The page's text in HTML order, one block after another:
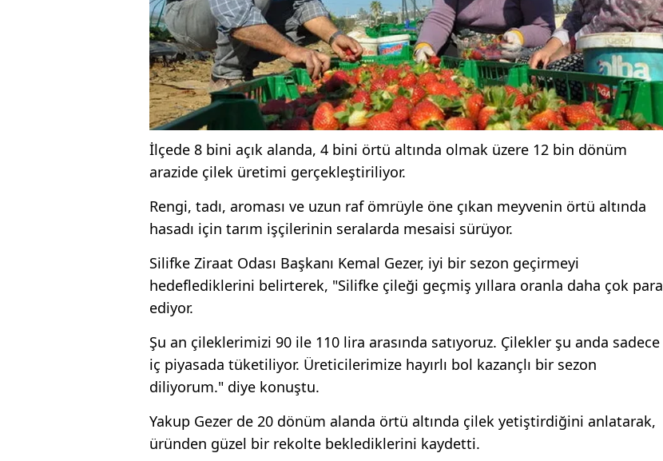
İlçede 8 bini açık alanda, 4 bini örtü altında olmak üzere 12 bin dönüm
arazide çilek üretimi gerçekleştiriliyor.
Rengi, tadı, aroması ve uzun raf ömrüyle öne çıkan meyvenin örtü altında
hasadı için tarım işçilerinin seralarda mesaisi sürüyor.
Silifke Ziraat Odası Başkanı Kemal Gezer, iyi bir sezon geçirmeyi
hedeflediklerini belirterek, "Silifke çileği geçmiş yıllara oranla daha çok para
ediyor.
Şu an çileklerimizi 90 ile 110 lira arasında satıyoruz. Çilekler şu anda sadece
iç piyasada tüketiliyor. Üreticilerimize hayırlı bol kazançlı bir sezon
diliyorum." diye konuştu.
Yakup Gezer de 20 dönüm alanda örtü altında çilek yetiştirdiğini anlatarak,
üründen güzel bir rekolte beklediklerini kaydetti.